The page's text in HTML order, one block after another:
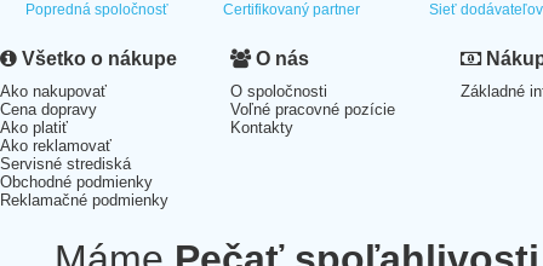
Popredná spoločnosť Certifikovaný partner Sieť dodávateľov
Všetko o nákupe
Ako nakupovať
Cena dopravy
Ako platiť
Ako reklamovať
Servisné strediská
Obchodné podmienky
Reklamačné podmienky
O nás
O spoločnosti
Voľné pracovné pozície
Kontakty
Základné